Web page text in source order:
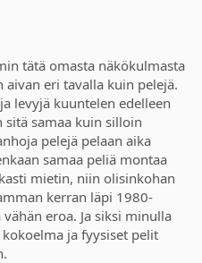
tätä omasta näkökulmasta
eri tavalla kuin pelejä.
levyjä kuuntelen edelleen
sitä samaa kuin silloin
pelejä pelaan aika
samaa peliä montaa
mietin, niin olisinkohan
kerran läpi 1980-
eroa. Ja siksi minulla
ja fyysiset pelit